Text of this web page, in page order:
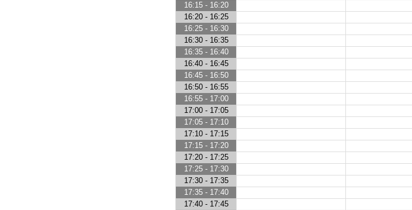
16:15 - 16:20
16:20 - 16:25
16:25 - 16:30
16:30 - 16:35
16:35 - 16:40
16:40 - 16:45
16:45 - 16:50
16:50 - 16:55
16:55 - 17:00
17:00 - 17:05
17:05 - 17:10
17:10 - 17:15
17:15 - 17:20
17:20 - 17:25
17:25 - 17:30
17:30 - 17:35
17:35 - 17:40
17:40 - 17:45